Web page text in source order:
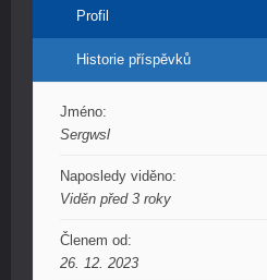
Profil
Historie příspěvků
Jméno:
Sergwsl
Naposledy viděno:
Viděn před 3 roky
Členem od:
26. 12. 2023